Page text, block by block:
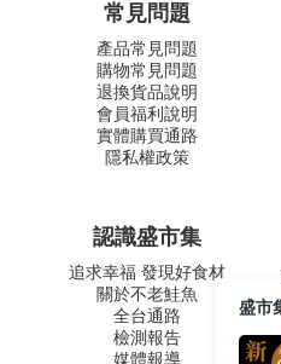
常見問題
產品常見問題
購物常見問題
退換貨品說明
會員福利說明
實體購買通路
隱私權政策
認識盛市集
追求幸福 發現好食材
關於不老鮭魚
全台通路
檢測報告
媒體報導
盛市